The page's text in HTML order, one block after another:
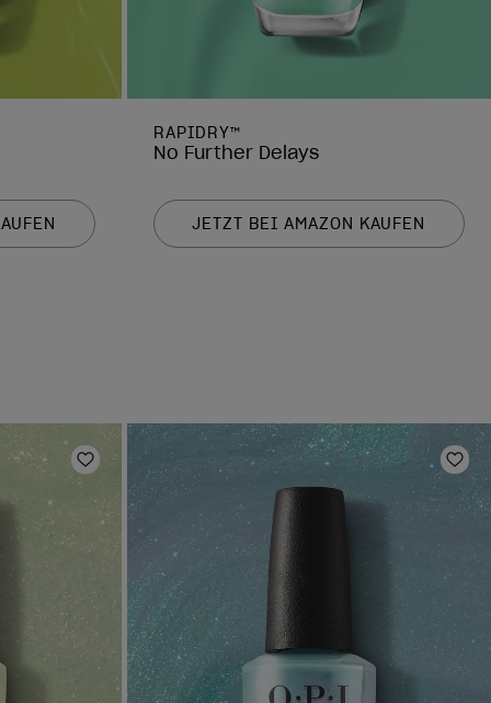
RAPIDRY™
No Further Delays
JETZT BEI AMAZON KAUFEN
Zur Wunschliste hinzufügen Zur